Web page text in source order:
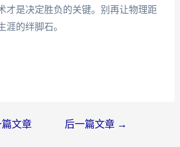
才是决定胜负的关键。别再让物理距
涯的绊脚石。
文章 后一篇文章 →